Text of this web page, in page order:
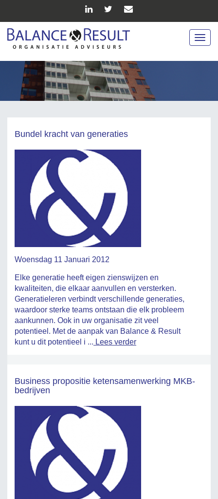
Bundel kracht van generaties
Woensdag 11 Januari 2012
Elke generatie heeft eigen zienswijzen en
kwaliteiten, die elkaar aanvullen en versterken.
Generatieleren verbindt verschillende generaties,
waardoor sterke teams ontstaan die elk probleem
aankunnen. Ook in uw organisatie zit veel
potentieel. Met de aanpak van Balance & Result
kunt u dit potentieel i ... Lees verder
Business propositie ketensamenwerking MKB-
bedrijven